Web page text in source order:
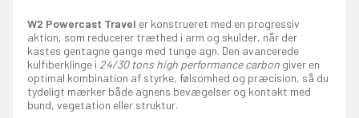
W2 Powercast Travel er konstrueret med en progressiv
aktion, som reducerer træthed i arm og skulder, når der
kastes gentagne gange med tunge agn. Den avancerede
kulfiberklinge i 24/30 tons high performance carbongiver en
optimal kombination af styrke, følsomhed og præcision, så du
tydeligt mærker både agnens bevægelser og kontakt med
bund, vegetation eller struktur.